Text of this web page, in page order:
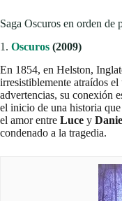
Saga Oscuros en orden de
1. Oscuros (2009)
En 1854, en Helston,
irresistiblemente atraídos
advertencias, su conexión
el inicio de una historia
el amor entre Luce y
condenado a la tragedia.